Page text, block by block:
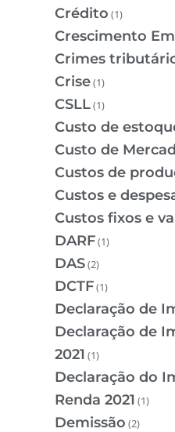
Crédito (1)
Crescimento
Crimes
Crise(1)
CSLL(1)
Custo de
Custo de
Custos de
Custos e
Custos fixos e
DARF(1)
DAS(2)
DCTF(1)
Declaração de
Declaração de
2021 (1)
Declaração do
Renda 2021 (1)
Demissão (2)